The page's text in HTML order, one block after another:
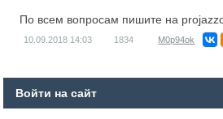
По всем вопросам пишите на
10.09.2018 14:03 1834 M0p94ok
Войти на сайт